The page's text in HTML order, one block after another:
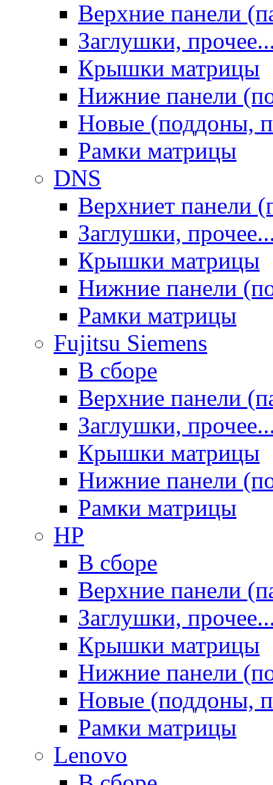
Верхние панели
Заглушки,
Крышки матрицы
Нижние панели
Новые (поддоны,
Рамки матрицы
DNS
Верхниет панели
Заглушки,
Крышки матрицы
Нижние панели
Рамки матрицы
Fujitsu Siemens
В сборе
Верхние панели
Заглушки,
Крышки матрицы
Нижние панели
Рамки матрицы
HP
В сборе
Верхние панели
Заглушки,
Крышки матрицы
Нижние панели
Новые (поддоны,
Рамки матрицы
Lenovo